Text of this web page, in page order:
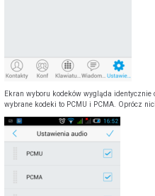
Ekran wyboru kodeków wygląda identycznie
wybrane kodeki to PCMU i PCMA. Oprócz